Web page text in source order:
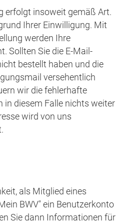
erfolgt insoweit gemäß Art.
Ihrer Einwilligung. Mit
werden Ihre
Sollten Sie die E-Mail-
bestellt haben und die
versehentlich
wir die fehlerhafte
in diesem Falle nichts weiter
wird von uns
als Mitglied eines
BWV" ein Benutzerkonto
Sie dann Informationen für